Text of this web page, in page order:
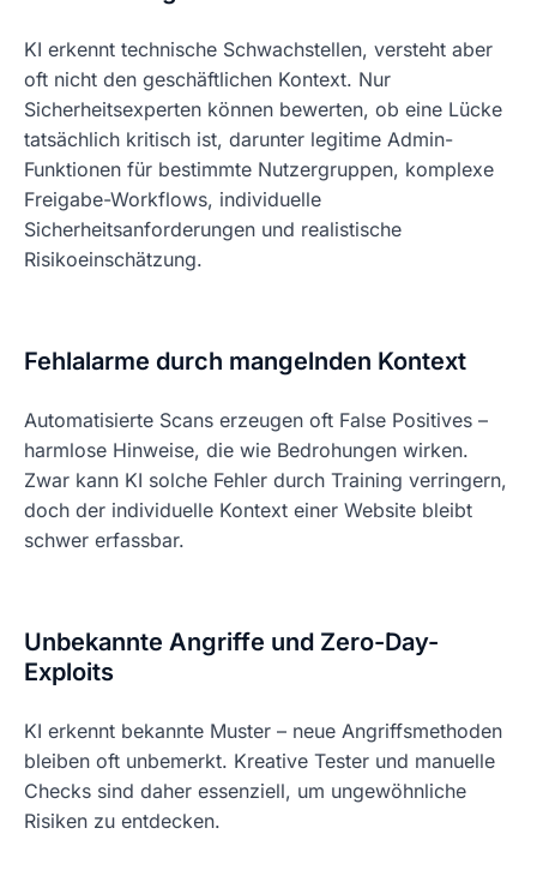
KI erkennt technische Schwachstellen, versteht aber
oft nicht den geschäftlichen Kontext. Nur
Sicherheitsexperten können bewerten, ob eine Lücke
tatsächlich kritisch ist, darunter legitime Admin-
Funktionen für bestimmte Nutzergruppen, komplexe
Freigabe-Workflows, individuelle
Sicherheitsanforderungen und realistische
Risikoeinschätzung.
Fehlalarme durch mangelnden Kontext
Automatisierte Scans erzeugen oft False Positives –
harmlose Hinweise, die wie Bedrohungen wirken.
Zwar kann KI solche Fehler durch Training verringern,
doch der individuelle Kontext einer Website bleibt
schwer erfassbar.
Unbekannte Angriffe und Zero-Day-
Exploits
KI erkennt bekannte Muster – neue Angriffsmethoden
bleiben oft unbemerkt. Kreative Tester und manuelle
Checks sind daher essenziell, um ungewöhnliche
Risiken zu entdecken.